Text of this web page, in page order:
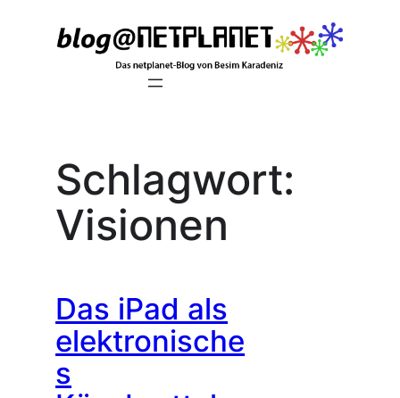
Schlagwort:
Visionen
Das iPad als
elektronische
s